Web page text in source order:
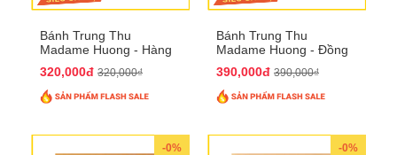
Bánh Trung Thu
Madame Huong - Hàng
320,000đ 320,000₫
Bánh Trung Thu
Madame Huong - Đồng
390,000đ 390,000₫
-0% -0%